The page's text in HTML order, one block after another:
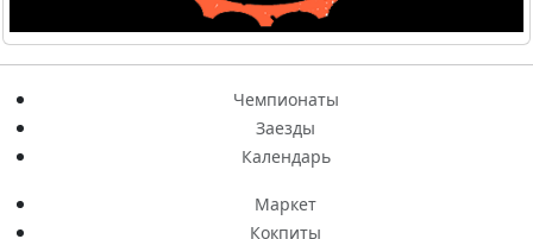
Чемпионаты
Заезды
Календарь
Маркет
Кокпиты